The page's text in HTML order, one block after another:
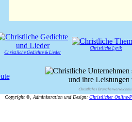
Christliche Gedichte & Lieder
Christliche Lyrik
Christliches Branchenverzeichnis
Copyright ©, Administration und Design: Christlicher Online-